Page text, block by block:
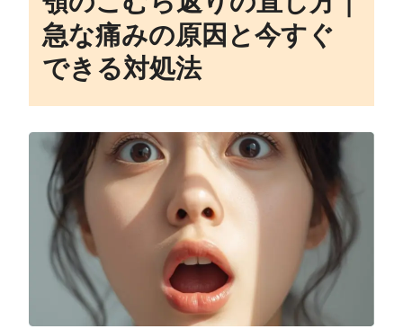
急な痛みの原因と今すぐ
できる対処法